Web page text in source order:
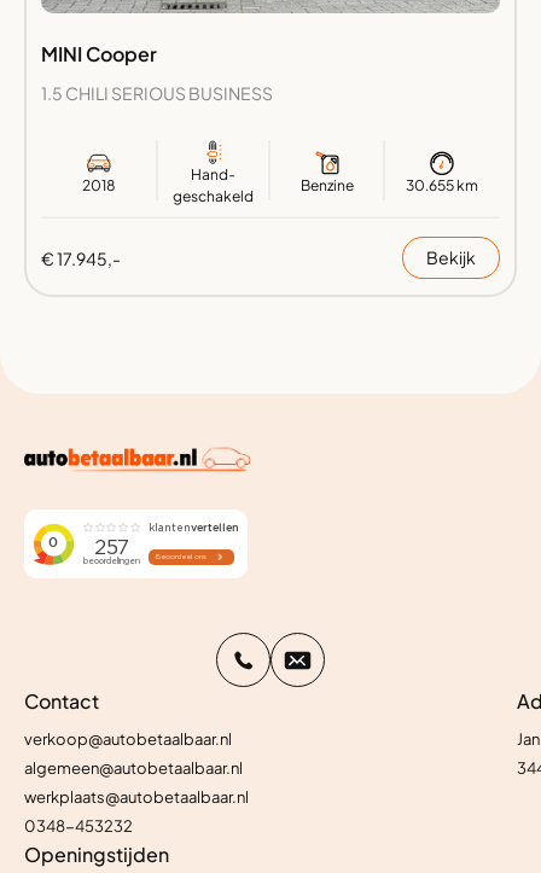
MINI Cooper
1.5 CHILI SERIOUS BUSINESS
2018
Hand-
geschakeld
Benzine 30.655 km
€ 17.945,- Bekijk
Contact
verkoop@autobetaalbaar.nl
algemeen@autobetaalbaar.nl
werkplaats@autobetaalbaar.nl
0348-453232
Openingstijden